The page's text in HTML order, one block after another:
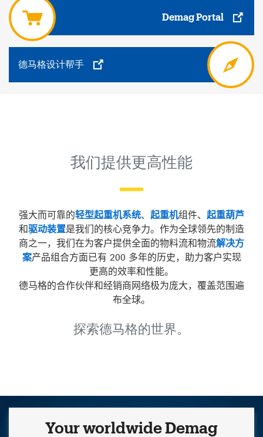
Demag Portal
德马格设计帮手
我们提供更高性能
强大而可靠的轻型起重机系统、 起重机组件、 起重葫芦
和驱动装置是我们的核心竞争力。作为全球领先的制造
商之一，我们在为客户提供全面的物料流和物流解决方
案产品组合方面已有 200 多年的历史，助力客户实现
更高的效率和性能。
德马格的合作伙伴和经销商网络极为庞大，覆盖范围遍
布全球。
探索德马格的世界。
Your worldwide Demag